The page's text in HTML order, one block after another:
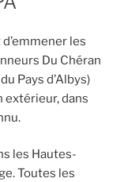
les
Du Chéran
Pays d’Albys)
extérieur, dans
les Hautes-
Toutes les